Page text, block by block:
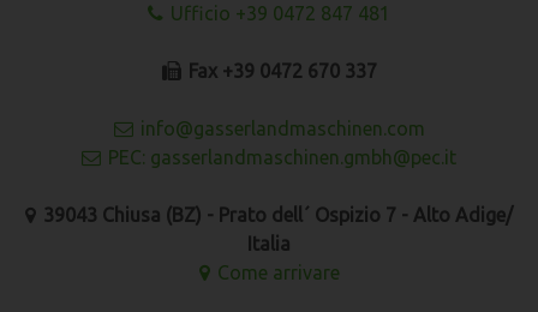
Ufficio +39 0472 847 481
Fax +39 0472 670 337
info@gasserlandmaschinen.com
PEC: gasserlandmaschinen.gmbh@pec.it
39043 Chiusa (BZ) - Prato dell´ Ospizio 7 - Alto Adige/
Italia
Come arrivare